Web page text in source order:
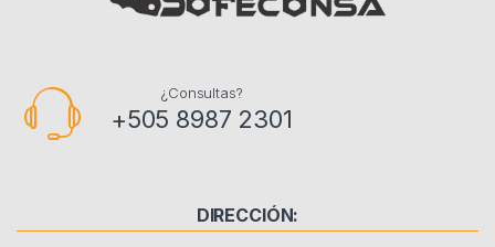
¿Consultas?
+505 8987 2301
DIRECCIÓN: